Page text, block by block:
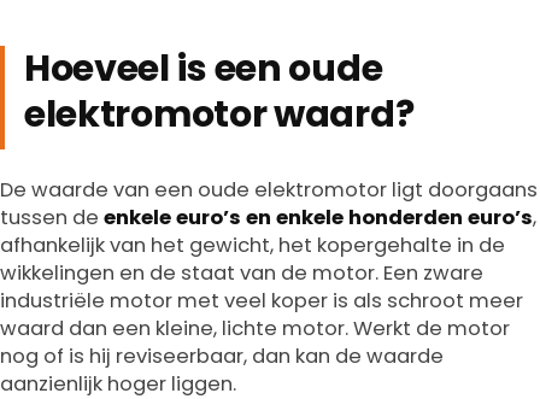
Hoeveel is een oude
elektromotor waard?
De waarde van een oude elektromotor ligt doorgaans
tussen de enkele euro’s en enkele honderden euro’s,
afhankelijk van het gewicht, het kopergehalte in de
wikkelingen en de staat van de motor. Een zware
industriële motor met veel koper is als schroot meer
waard dan een kleine, lichte motor. Werkt de motor
nog of is hij reviseerbaar, dan kan de waarde
aanzienlijk hoger liggen.